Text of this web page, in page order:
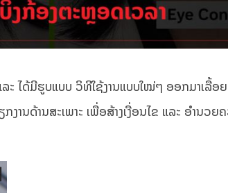
ໄດ້ມີຮູບແບບ ວິທີໃຊ້ງານແບບໃໝ່ໆ ອອກມາເລື້ອ
ານດ້ານສະເພາະ ເພື່ອສ້າງເງື່ອນໄຂ ແລະ ອຳນວຍ